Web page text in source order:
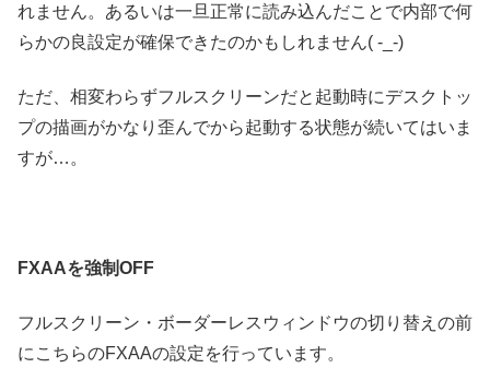
れません。あるいは一旦正常に読み込んだことで内部で何
らかの良設定が確保できたのかもしれません( -_-)
ただ、相変わらずフルスクリーンだと起動時にデスクトッ
プの描画がかなり歪んでから起動する状態が続いてはいま
すが…。
FXAAを強制OFF
フルスクリーン・ボーダーレスウィンドウの切り替えの前
にこちらのFXAAの設定を行っています。